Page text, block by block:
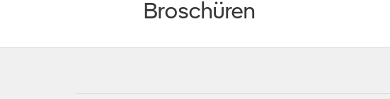
Broschüren